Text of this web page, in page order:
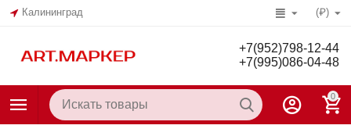
Калининград (₽)
+7(952)798-12-44
+7(995)086-04-48
0